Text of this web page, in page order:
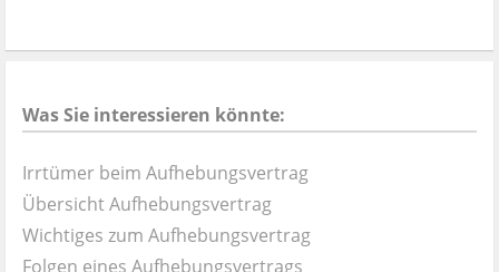
News
Impressum
Datenschutz
Was Sie interessieren könnte:
Irrtümer beim Aufhebungsvertrag
Übersicht Aufhebungsvertrag
Wichtiges zum Aufhebungsvertrag
Folgen eines Aufhebungsvertrags